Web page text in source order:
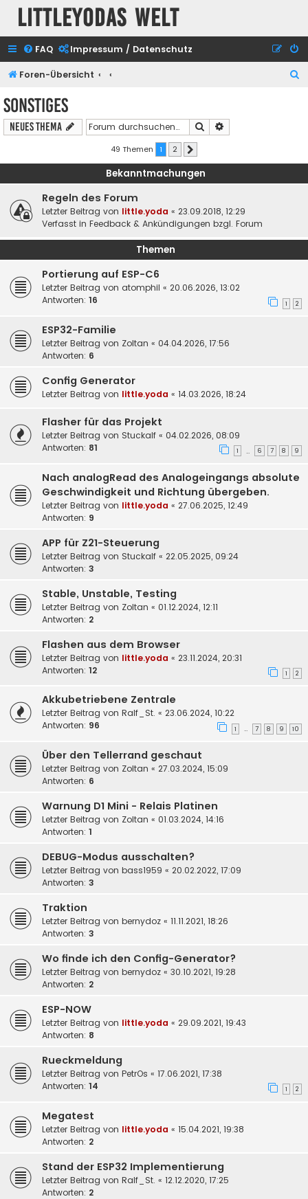
Littleyodas Welt
FAQ Impressum / Datenschutz
Foren-Übersicht
Sonstiges
Neues Thema Suche
49 Themen 1 2
Bekanntmachungen
Regeln des Forum
Letzter Beitrag von little.yoda « 23.09.2018, 12:29
Verfasst in Feedback & Ankündigungen bzgl. Forum
Themen
Portierung auf ESP-C6
Letzter Beitrag von atomphil « 20.06.2026, 13:02
Antworten: 16 1 2
ESP32-Familie
Letzter Beitrag von Zoltan « 04.04.2026, 17:56
Antworten: 6
Config Generator
Letzter Beitrag von little.yoda « 14.03.2026, 18:24
Flasher für das Projekt
Letzter Beitrag von Stuckalf « 04.02.2026, 08:09
Antworten: 81 1 … 6 7 8 9
Nach analogRead des Analogeingangs absolute
Geschwindigkeit und Richtung übergeben.
Letzter Beitrag von little.yoda « 27.06.2025, 12:49
Antworten: 9
APP für Z21-Steuerung
Letzter Beitrag von Stuckalf « 22.05.2025, 09:24
Antworten: 3
Stable, Unstable, Testing
Letzter Beitrag von Zoltan « 01.12.2024, 12:11
Antworten: 2
Flashen aus dem Browser
Letzter Beitrag von little.yoda « 23.11.2024, 20:31
Antworten: 12 1 2
Akkubetriebene Zentrale
Letzter Beitrag von Ralf_St. « 23.06.2024, 10:22
Antworten: 96 1 … 7 8 9 10
Über den Tellerrand geschaut
Letzter Beitrag von Zoltan « 27.03.2024, 15:09
Antworten: 6
Warnung D1 Mini - Relais Platinen
Letzter Beitrag von Zoltan « 01.03.2024, 14:16
Antworten: 1
DEBUG-Modus ausschalten?
Letzter Beitrag von bass1959 « 20.02.2022, 17:09
Antworten: 3
Traktion
Letzter Beitrag von bernydoz « 11.11.2021, 18:26
Antworten: 3
Wo finde ich den Config-Generator?
Letzter Beitrag von bernydoz « 30.10.2021, 19:28
Antworten: 2
ESP-NOW
Letzter Beitrag von little.yoda « 29.09.2021, 19:43
Antworten: 8
Rueckmeldung
Letzter Beitrag von PetrOs « 17.06.2021, 17:38
Antworten: 14 1 2
Megatest
Letzter Beitrag von little.yoda « 15.04.2021, 19:38
Antworten: 2
Stand der ESP32 Implementierung
Letzter Beitrag von Ralf_St. « 12.12.2020, 17:25
Antworten: 2